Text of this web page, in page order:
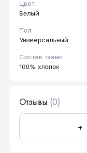
Цвет
Белый
Пол
Универсальный
Состав ткани
100% хлопок
Отзывы (0)